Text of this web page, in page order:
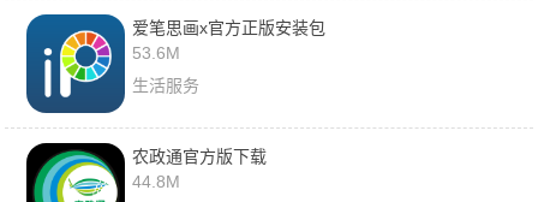
爱笔思画x官方正版安装包
53.6M
生活服务
农政通官方版下载
44.8M